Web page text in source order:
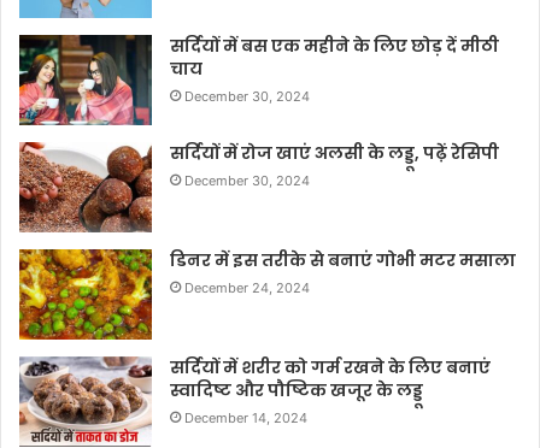
सर्दियों में बस एक महीने के लिए छोड़ दें मीठी
चाय
December 30, 2024
सर्दियों में रोज खाएं अलसी के लड्डू, पढ़ें रेसिपी
December 30, 2024
डिनर में इस तरीके से बनाएं गोभी मटर मसाला
December 24, 2024
सर्दियों में शरीर को गर्म रखने के लिए बनाएं
स्वादिष्ट और पौष्टिक खजूर के लड्डू
December 14, 2024